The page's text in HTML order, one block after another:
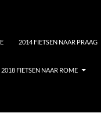
2014 FIETSEN NAAR PRAAG
2018 FIETSEN NAAR ROME